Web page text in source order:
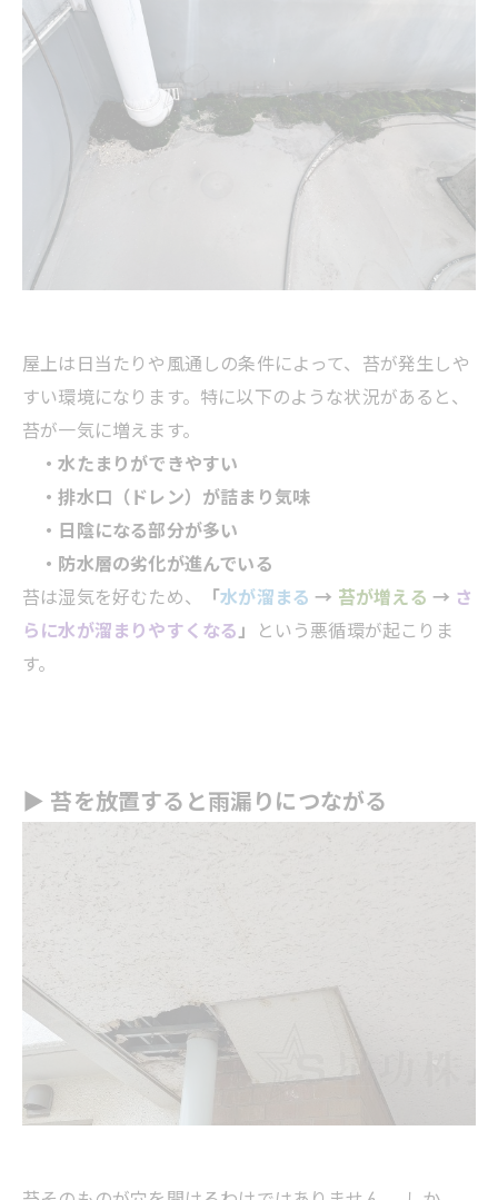
屋上は日当たりや風通しの条件によって、苔が発生しや
すい環境になります。特に以下のような状況があると、
苔が一気に増えます。
・水たまりができやすい
・排水口（ドレン）が詰まり気味
・日陰になる部分が多い
・防水層の劣化が進んでいる
苔は湿気を好むため、
「水が溜まる→ 苔が増える → さ
らに水が溜まりやすくなる」 という悪循環が起こりま
す。
▶ 苔を放置すると雨漏りにつながる